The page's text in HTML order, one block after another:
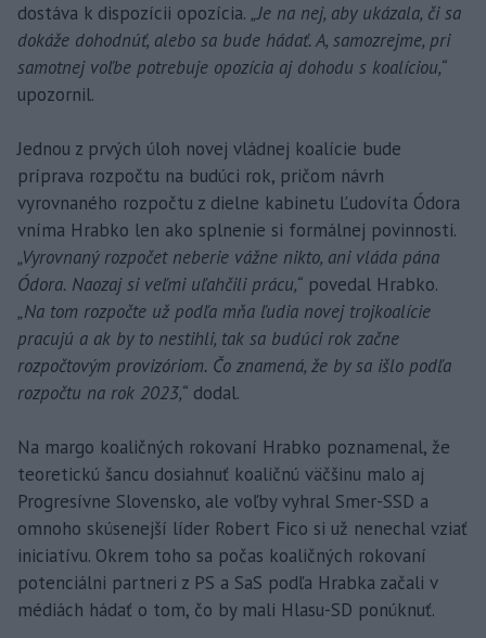
dostáva k dispozícii opozícia. „Je na nej, aby ukázala, či sa
dokáže dohodnúť, alebo sa bude hádať. A, samozrejme, pri
samotnej voľbe potrebuje opozícia aj dohodu s koalíciou,“
upozornil.
Jednou z prvých úloh novej vládnej koalície bude
príprava rozpočtu na budúci rok, pričom návrh
vyrovnaného rozpočtu z dielne kabinetu Ľudovíta Ódora
vníma Hrabko len ako splnenie si formálnej povinnosti.
„Vyrovnaný rozpočet neberie vážne nikto, ani vláda pána
Ódora. Naozaj si veľmi uľahčili prácu,“ povedal Hrabko.
„Na tom rozpočte už podľa mňa ľudia novej trojkoalície
pracujú a ak by to nestihli, tak sa budúci rok začne
rozpočtovým provizóriom. Čo znamená, že by sa išlo podľa
rozpočtu na rok 2023,“ dodal.
Na margo koaličných rokovaní Hrabko poznamenal, že
teoretickú šancu dosiahnuť koaličnú väčšinu malo aj
Progresívne Slovensko, ale voľby vyhral Smer-SSD a
omnoho skúsenejší líder Robert Fico si už nenechal vziať
iniciatívu. Okrem toho sa počas koaličných rokovaní
potenciálni partneri z PS a SaS podľa Hrabka začali v
médiách hádať o tom, čo by mali Hlasu-SD ponúknuť.